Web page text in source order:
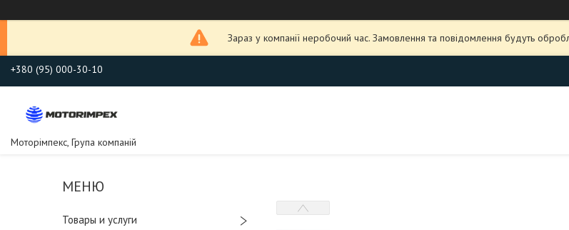
Зараз у компанії неробочий час. Замовлення та повідомлення будуть
+380 (95) 000-30-10
Моторімпекс, Група компаній
Товары и услуги